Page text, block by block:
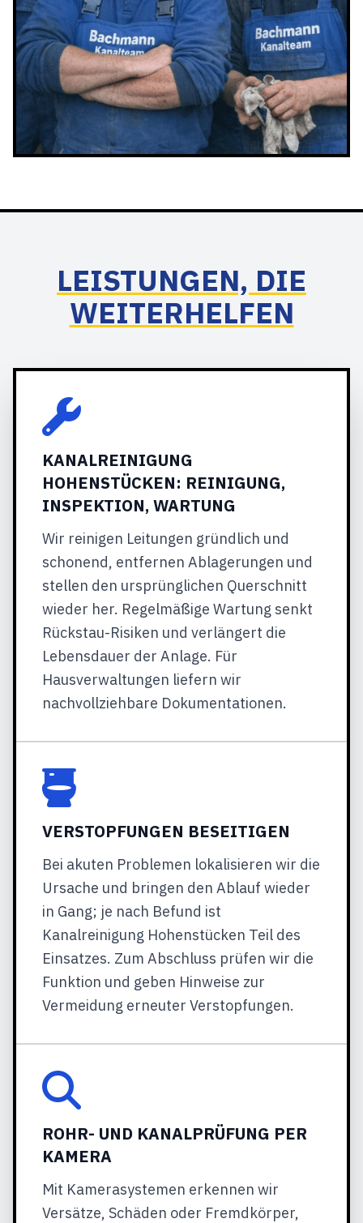
LEISTUNGEN, DIE
WEITERHELFEN
KANALREINIGUNG
HOHENSTÜCKEN: REINIGUNG,
INSPEKTION, WARTUNG
Wir reinigen Leitungen gründlich und
schonend, entfernen Ablagerungen und
stellen den ursprünglichen Querschnitt
wieder her. Regelmäßige Wartung senkt
Rückstau-Risiken und verlängert die
Lebensdauer der Anlage. Für
Hausverwaltungen liefern wir
nachvollziehbare Dokumentationen.
VERSTOPFUNGEN BESEITIGEN
Bei akuten Problemen lokalisieren wir die
Ursache und bringen den Ablauf wieder
in Gang; je nach Befund ist
Kanalreinigung Hohenstücken Teil des
Einsatzes. Zum Abschluss prüfen wir die
Funktion und geben Hinweise zur
Vermeidung erneuter Verstopfungen.
ROHR- UND KANALPRÜFUNG PER
KAMERA
Mit Kamerasystemen erkennen wir
Versätze, Schäden oder Fremdkörper,